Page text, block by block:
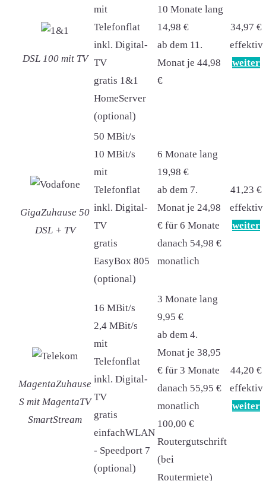
DSL 100 mit TV
mit
Telefonflat
inkl. Digital-
TV
gratis 1&1
HomeServer
(optional)
10 Monate lang
14,98 €
ab dem 11.
Monat je 44,98
€
34,97 €
effektiv
weiter
GigaZuhause 50
DSL + TV
50 MBit/s
10 MBit/s
mit
Telefonflat
inkl. Digital-
TV
gratis
EasyBox 805
(optional)
6 Monate lang
19,98 €
ab dem 7.
Monat je 24,98
€ für 6 Monate
danach 54,98 €
monatlich
41,23 €
effektiv
weiter
MagentaZuhause
S mit MagentaTV
SmartStream
16 MBit/s
2,4 MBit/s
mit
Telefonflat
inkl. Digital-
TV
gratis
einfachWLAN
- Speedport 7
(optional)
3 Monate lang
9,95 €
ab dem 4.
Monat je 38,95
€ für 3 Monate
danach 55,95 €
monatlich
100,00 €
Routergutschrift
(bei
Routermiete)
44,20 €
effektiv
weiter